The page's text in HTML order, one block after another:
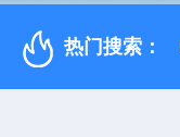
热门搜索：